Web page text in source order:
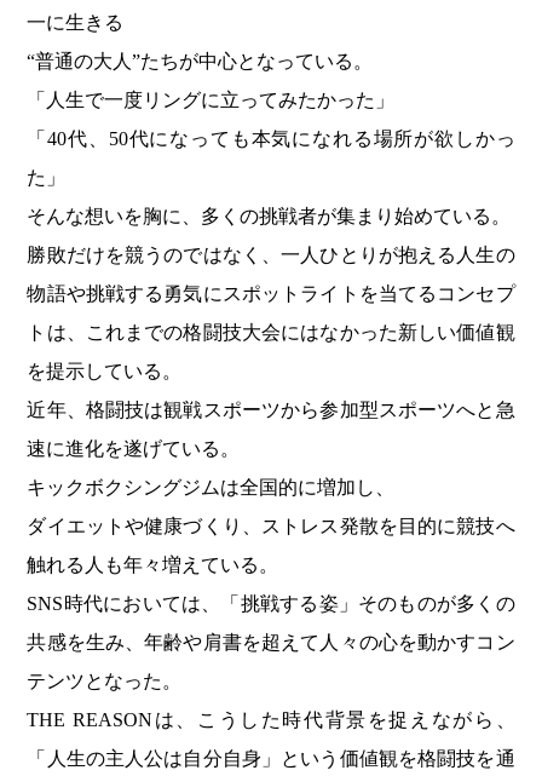
一に生きる
“普通の大人”たちが中心となっている。
「人生で一度リングに立ってみたかった」
「40代、50代になっても本気になれる場所が欲しかっ
た」
そんな想いを胸に、多くの挑戦者が集まり始めている。
勝敗だけを競うのではなく、一人ひとりが抱える人生の
物語や挑戦する勇気にスポットライトを当てるコンセプ
トは、これまでの格闘技大会にはなかった新しい価値観
を提示している。
近年、格闘技は観戦スポーツから参加型スポーツへと急
速に進化を遂げている。
キックボクシングジムは全国的に増加し、
ダイエットや健康づくり、ストレス発散を目的に競技へ
触れる人も年々増えている。
SNS時代においては、「挑戦する姿」そのものが多くの
共感を生み、年齢や肩書を超えて人々の心を動かすコン
テンツとなった。
THE REASONは、こうした時代背景を捉えながら、
「人生の主人公は自分自身」という価値観を格闘技を通